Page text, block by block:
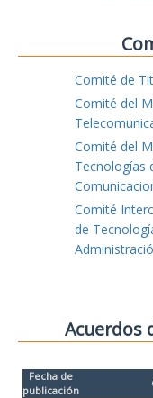
Comité de
Comité del
Comité del
Tecnologías
Comité
de
Acuerdos
Fecha de
publicación